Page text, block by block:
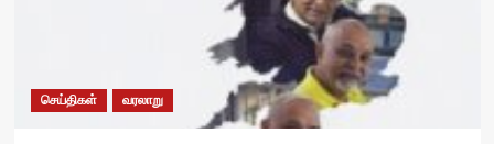
செய்திகள் வரலாறு